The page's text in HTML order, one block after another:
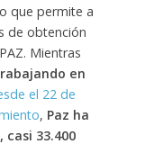
que permite a
de obtención
Mientras
en
el 22 de
, Paz ha
33.400